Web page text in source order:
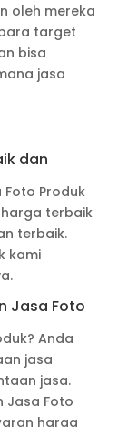
oleh mereka
target
bisa
jasa
dan
Produk
terbaik
terbaik.
kami
Jasa Foto
Anda
jasa
jasa.
Jasa Foto
harga